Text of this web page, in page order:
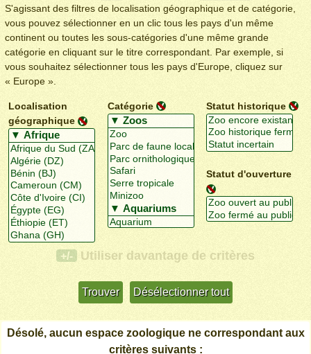
S'agissant des filtres de localisation géographique et de catégorie,
vous pouvez sélectionner en un clic tous les pays d'un même
continent ou toutes les sous-catégories d'une même grande
catégorie en cliquant sur le titre correspondant. Par exemple, si
vous souhaitez sélectionner tous les pays d'Europe, cliquez sur
« Europe ».
Localisation
géographique
Catégorie Statut historique
Statut d'ouverture
+/- Utiliser davantage de critères
Désolé, aucun espace zoologique ne correspondant aux
critères suivants :